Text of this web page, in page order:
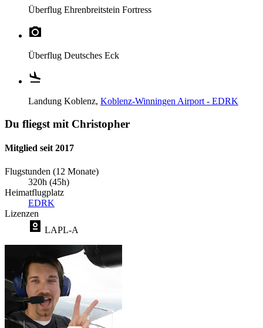
Überflug Ehrenbreitstein Fortress
Überflug Deutsches Eck
Landung Koblenz, Koblenz-Winningen Airport - EDRK
Du fliegst mit Christopher
Mitglied seit 2017
Flugstunden (12 Monate)
320h (45h)
Heimatflugplatz
EDRK
Lizenzen
LAPL-A